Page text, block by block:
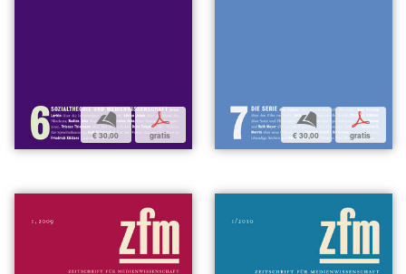
b
€ 30,00
p
gratis
b
€ 30,00
p
gratis